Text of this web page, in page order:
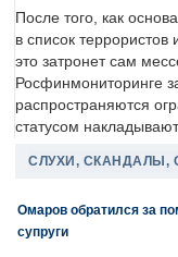
После того, как
в список террористов
это затронет сам
Росфинмониторинге
распространяются
статусом
СЛУХИ, СКАНДАЛЫ,
Омаров обратился за
супруги